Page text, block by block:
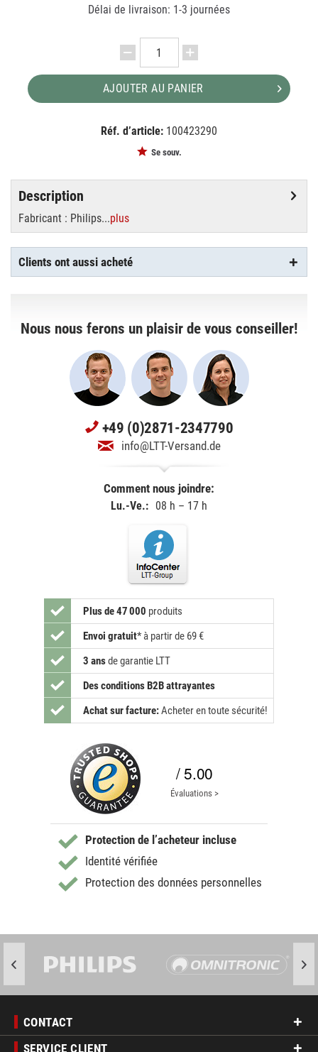
Délai de livraison: 1-3 journées
AJOUTER AU PANIER
Réf. d’article: 100423290
Se souv.
Description
Fabricant : Philips...plus
Clients ont aussi acheté
Nous nous ferons un plaisir de vous conseiller!
+49 (0)2871-2347790
info@LTT-Versand.de
Comment nous joindre:
Lu.-Ve.: 08 h – 17 h
Plus de 47 000 produits
Envoi gratuit* à partir de 69 €
3 ansde garantie LTT
Des conditions B2B attrayantes
Achat sur facture:Acheter en toute sécurité!
/ 5.00
Évaluations >
Protection de l’acheteur incluse
Identité vérifiée
Protection des données personnelles
CONTACT
SERVICE CLIENT